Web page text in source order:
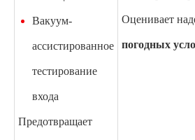
Вакуум-
ассистированное
тестирование
входа
Предотвращает
Оценивает
погодных